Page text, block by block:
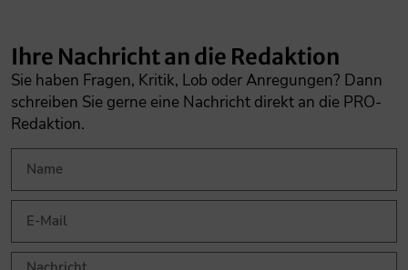
Ihre Nachricht an die Redaktion
Sie haben Fragen, Kritik, Lob oder Anregungen? Dann
schreiben Sie gerne eine Nachricht direkt an die PRO-
Redaktion.